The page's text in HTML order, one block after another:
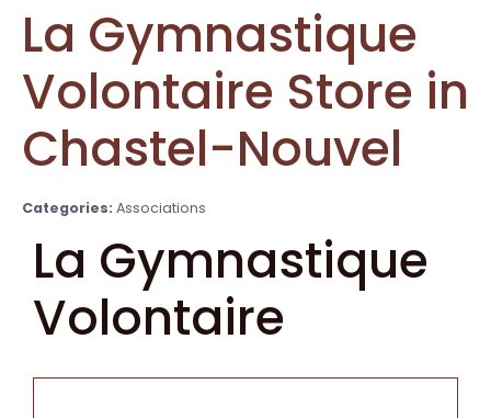
La Gymnastique
Volontaire Store in
Chastel-Nouvel
Categories: Associations
La Gymnastique
Volontaire